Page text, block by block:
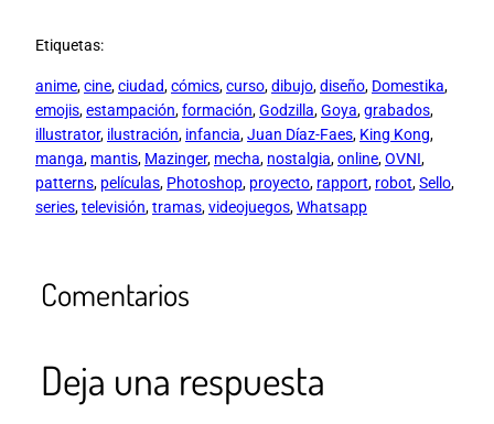
Etiquetas:
anime, cine, ciudad, cómics, curso, dibujo, diseño, Domestika
emojis, estampación, formación, Godzilla, Goya, grabados
illustrator, ilustración, infancia, Juan Díaz-Faes, King Kong
manga, mantis, Mazinger, mecha, nostalgia, online, OVNI
patterns, películas, Photoshop, proyecto, rapport, robot, Sello
series, televisión, tramas, videojuegos, Whatsapp
Comentarios
Deja una respuesta